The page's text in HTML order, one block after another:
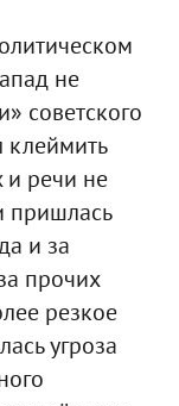
не
советского
клеймить
и речи не
пришлась
и за
прочих
резкое
угроза